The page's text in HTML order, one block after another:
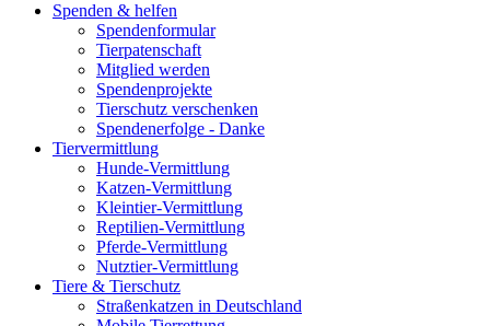
Spenden & helfen
Spendenformular
Tierpatenschaft
Mitglied werden
Spendenprojekte
Tierschutz verschenken
Spendenerfolge - Danke
Tiervermittlung
Hunde-Vermittlung
Katzen-Vermittlung
Kleintier-Vermittlung
Reptilien-Vermittlung
Pferde-Vermittlung
Nutztier-Vermittlung
Tiere & Tierschutz
Straßenkatzen in Deutschland